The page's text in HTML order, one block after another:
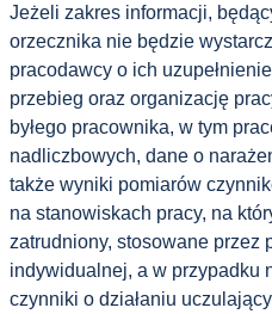
Jeżeli zakres informacji,
orzecznika nie będzie
pracodawcy o ich
przebieg oraz organizację
byłego pracownika, w tym
nadliczbowych, dane o
także wyniki pomiarów
na stanowiskach pracy, na
zatrudniony, stosowane przez
indywidualnej, a w przypadku
czynniki o działaniu